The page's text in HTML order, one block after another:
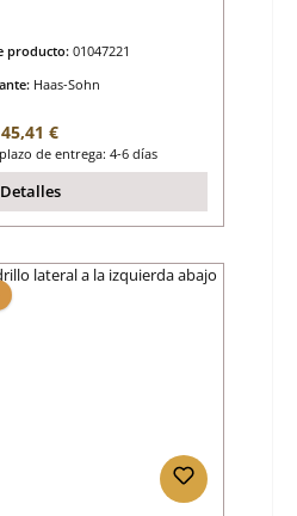
producto: 01047221
Haas-Sohn
Precio normal:
45,41 €
de entrega: 4-6 días
Detalles